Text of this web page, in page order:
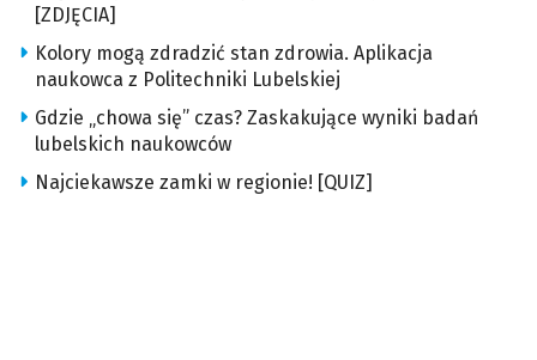
[ZDJĘCIA]
Kolory mogą zdradzić stan zdrowia. Aplikacja
naukowca z Politechniki Lubelskiej
Gdzie „chowa się” czas? Zaskakujące wyniki badań
lubelskich naukowców
Najciekawsze zamki w regionie! [QUIZ]